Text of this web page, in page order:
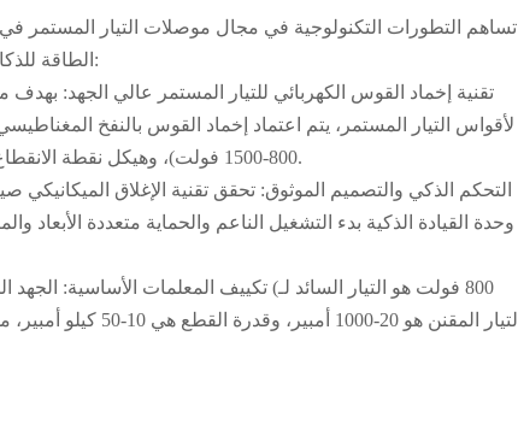
تساهم التطورات التكنولوجية في مجال موصلات التيار المستمر في
الطاقة ، مع تركيز التقنيات الأساسية على ثلاثة جوانب:
800-1500 فولت)، وهيكل نقطة الانقطاع المزدوجة لتجنب التآكل الناتج عن التلامس وتحسين السلامة والموثوقية.
وحدة القيادة الذكية بدء التشغيل الناعم والحماية متعددة الأبعاد